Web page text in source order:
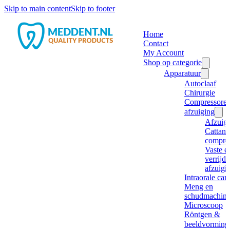
Skip to main contentSkip to footer
Home
Contact
My Account
Shop op categorie
Apparatuur
Autoclaaf
Chirurgie
afzuiging
Cattani
Vaste
Intraorale
Meng en
Microscoop
Röntgen &
beeldvorming